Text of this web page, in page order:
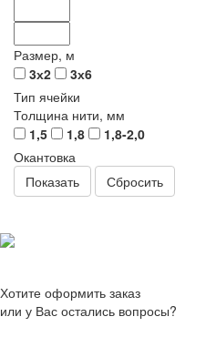
Размер, м
3х2
3х6
Тип ячейки
Толщина нити, мм
1,5
1,8
1,8-2,0
Окантовка
Сбросить
Хотите оформить заказ
или у Вас остались вопросы?